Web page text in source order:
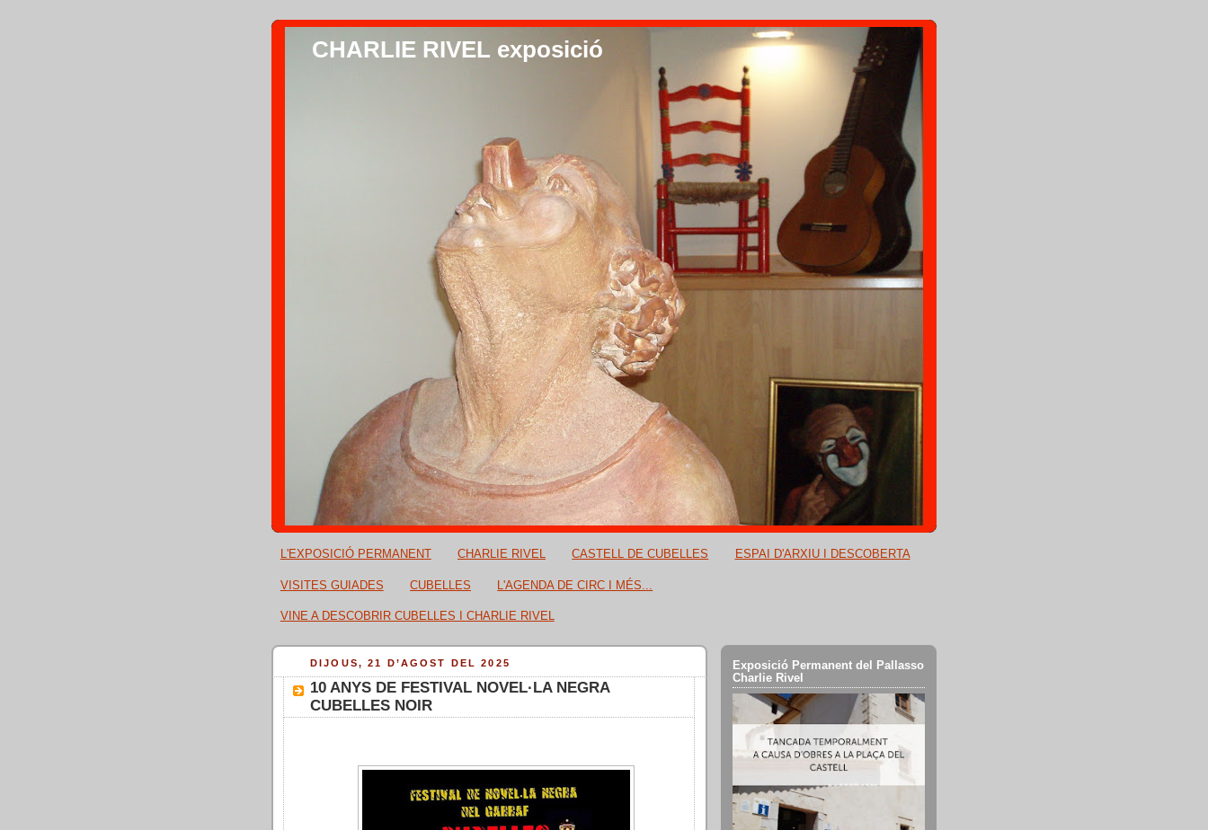
CHARLIE RIVEL exposició
L'EXPOSICIÓ PERMANENT CHARLIE RIVEL CASTELL DE CUBELLES ESPAI D'ARXIU I DESCOBERTA
VISITES GUIADES CUBELLES L'AGENDA DE CIRC I MÉS...
VINE A DESCOBRIR CUBELLES I CHARLIE RIVEL
DIJOUS, 21 D’AGOST DEL 2025
10 ANYS DE FESTIVAL NOVEL·LA NEGRA
CUBELLES NOIR
Exposició Permanent del Pallasso
Charlie Rivel